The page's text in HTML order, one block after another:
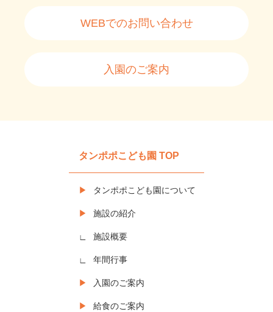
WEBでのお問い合わせ
入園のご案内
タンポポこども園 TOP
タンポポこども園について
施設の紹介
施設概要
年間行事
入園のご案内
給食のご案内